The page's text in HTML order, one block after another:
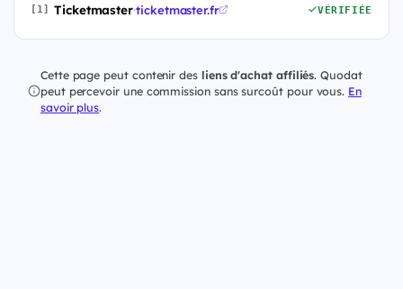
[1] Ticketmaster·ticketmaster.fr VÉRIFIÉE
Cette page peut contenir des liens d'achat affiliés. Quodat
peut percevoir une commission sans surcoût pour vous. En
savoir plus.